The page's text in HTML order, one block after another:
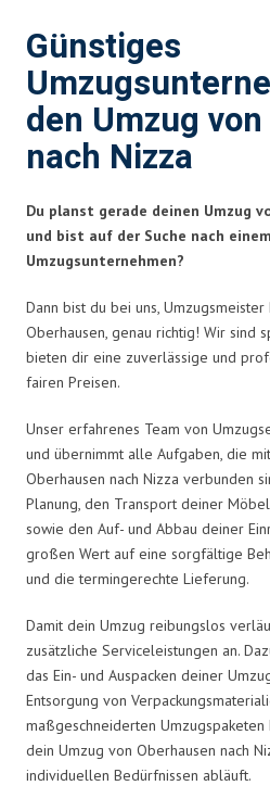
Günstiges
den Umzug
nach Nizza
Du planst gerade deinen Umzug
und bist auf der Suche nach
Umzugsunternehmen?
Dann bist du bei uns,
Oberhausen, genau richtig! Wir sind
bieten dir eine zuverlässige und
fairen Preisen.
Unser erfahrenes Team von
und übernimmt alle Aufgaben, die
Oberhausen nach Nizza verbunden
Planung, den Transport deiner
sowie den Auf- und Abbau deiner
großen Wert auf eine sorgfältige
und die termingerechte Lieferung.
Damit dein Umzug reibungslos
zusätzliche Serviceleistungen an.
das Ein- und Auspacken deiner
Entsorgung von
maßgeschneiderten Umzugspaketen
dein Umzug von Oberhausen nach
individuellen Bedürfnissen abläuft.